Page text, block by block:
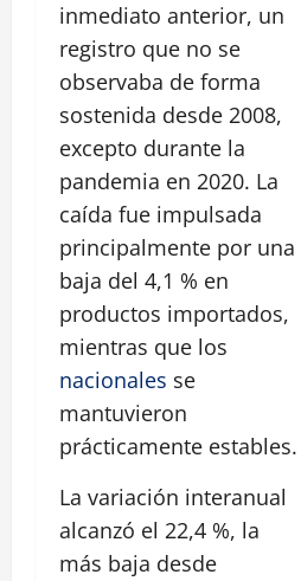
inmediato anterior, un
registro que no se
observaba de forma
sostenida desde 2008,
excepto durante la
pandemia en 2020. La
caída fue impulsada
principalmente por una
baja del 4,1 % en
productos importados,
mientras que los
nacionales se
mantuvieron
prácticamente estables.
La variación interanual
alcanzó el 22,4 %, la
más baja desde